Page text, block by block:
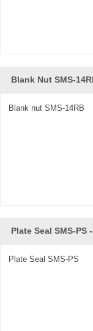
Blank Nut SMS-
Blank nut SMS-14RB
Plate Seal SMS-PS
Plate Seal SMS-PS